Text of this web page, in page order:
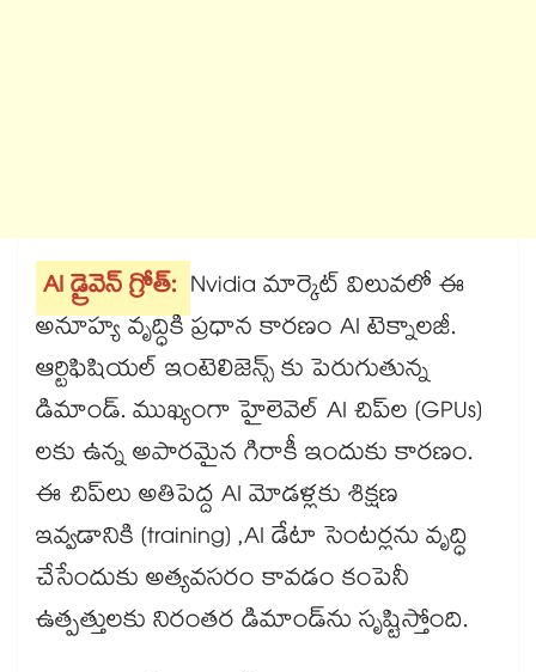
AI డ్రైవెన్ గ్రోత్: Nvidia మార్కెట్ విలువలో ఈ
అనూహ్య వృద్ధికి ప్రధాన కారణం AI టెక్నాలజీ.
ఆర్టిఫిషియల్ ఇంటెలిజెన్స్ కు పెరుగుతున్న
డిమాండ్. ముఖ్యంగా హైలెవెల్ AI చిప్‌ల (GPUs)
లకు ఉన్న అపారమైన గిరాకీ ఇందుకు కారణం.
ఈ చిప్‌లు అతిపెద్ద AI మోడళ్లకు శిక్షణ
ఇవ్వడానికి (training) ,AI డేటా సెంటర్లను వృద్ధి
చేసేందుకు అత్యవసరం కావడం కంపెనీ
ఉత్పత్తులకు నిరంతర డిమాండ్‌ను సృష్టిస్తోంది.